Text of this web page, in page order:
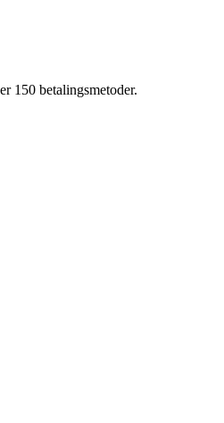
150 betalingsmetoder.